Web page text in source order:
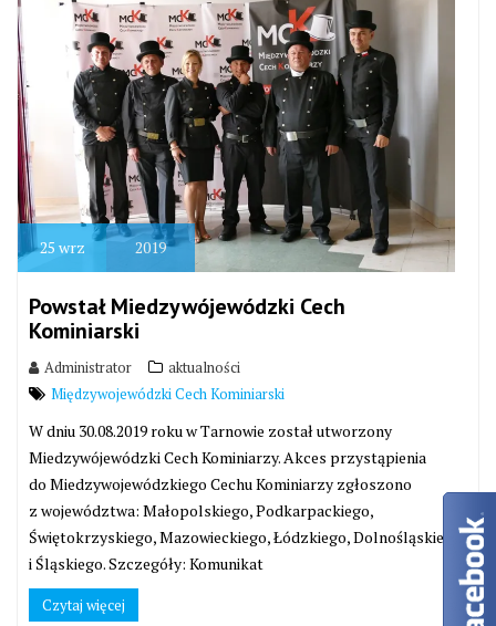
25 wrz 2019
Powstał Miedzywójewódzki Cech
Kominiarski
Administrator
aktualności
Międzywojewódzki Cech Kominiarski
W dniu 30.08.2019 roku w Tarnowie został utworzony
Miedzywójewódzki Cech Kominiarzy. Akces przystąpienia
do Miedzywojewódzkiego Cechu Kominiarzy zgłoszono
z województwa: Małopolskiego, Podkarpackiego,
Świętokrzyskiego, Mazowieckiego, Łódzkiego, Dolnośląskiego
i Śląskiego. Szczegóły: Komunikat
Czytaj więcej